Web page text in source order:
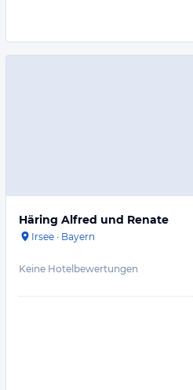
Häring Alfred und Renate
Irsee · Bayern
Keine Hotelbewertungen